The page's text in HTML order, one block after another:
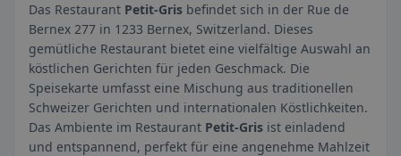
Das Restaurant Petit-Gris befindet sich in der Rue de
Bernex 277 in 1233 Bernex, Switzerland. Dieses
gemütliche Restaurant bietet eine vielfältige Auswahl an
köstlichen Gerichten für jeden Geschmack. Die
Speisekarte umfasst eine Mischung aus traditionellen
Schweizer Gerichten und internationalen Köstlichkeiten.
Das Ambiente im Restaurant Petit-Gris ist einladend
und entspannend, perfekt für eine angenehme Mahlzeit